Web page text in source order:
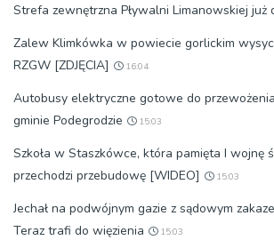
Strefa zewnętrzna Pływalni Limanowskiej już
Zalew Klimkówka w powiecie gorlickim
RZGW [ZDJĘCIA]
16:04
Autobusy elektryczne gotowe do
gminie Podegrodzie
15:03
Szkoła w Staszkówce, która pamięta I wojnę
przechodzi przebudowę [WIDEO]
15:03
Jechał na podwójnym gazie z sądowym
Teraz trafi do więzienia
15:03